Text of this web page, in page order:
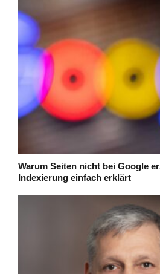
Warum Seiten nicht bei Google
Indexierung einfach erklärt